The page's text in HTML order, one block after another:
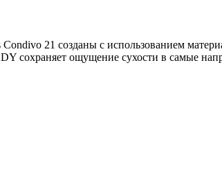
21 созданы с использованием
сохраняет ощущение сухости в самые